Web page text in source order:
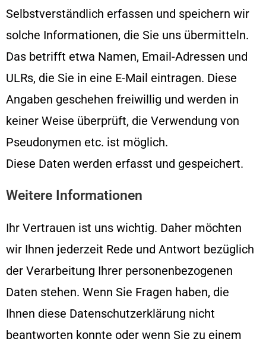
Selbstverständlich erfassen und speichern wir
solche Informationen, die Sie uns übermitteln.
Das betrifft etwa Namen, Email-Adressen und
ULRs, die Sie in eine E-Mail eintragen. Diese
Angaben geschehen freiwillig und werden in
keiner Weise überprüft, die Verwendung von
Pseudonymen etc. ist möglich.
Diese Daten werden erfasst und gespeichert.
Weitere Informationen
Ihr Vertrauen ist uns wichtig. Daher möchten
wir Ihnen jederzeit Rede und Antwort bezüglich
der Verarbeitung Ihrer personenbezogenen
Daten stehen. Wenn Sie Fragen haben, die
Ihnen diese Datenschutzerklärung nicht
beantworten konnte oder wenn Sie zu einem